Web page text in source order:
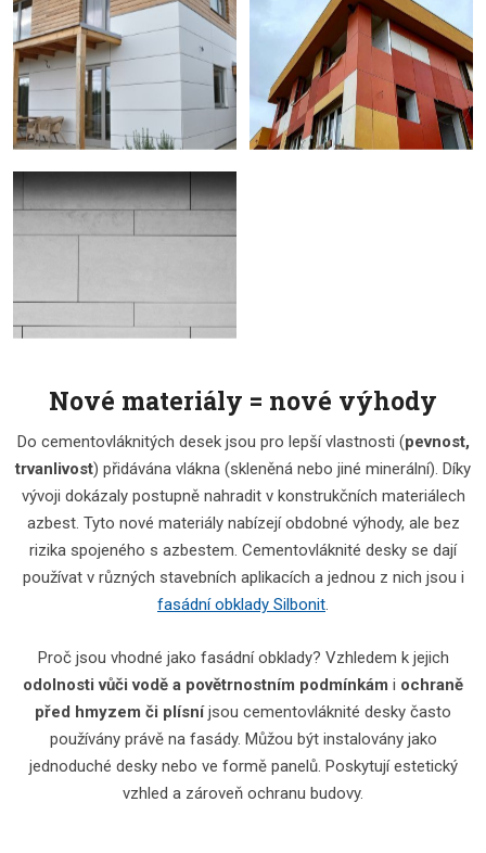
Nové materiály = nové výhody
Do cementovláknitých desek jsou pro lepší vlastnosti (pevnost,
trvanlivost) přidávána vlákna (skleněná nebo jiné minerální). Díky
vývoji dokázaly postupně nahradit v konstrukčních materiálech
azbest. Tyto nové materiály nabízejí obdobné výhody, ale bez
rizika spojeného s azbestem. Cementovláknité desky se dají
používat v různých stavebních aplikacích a jednou z nich jsou i
fasádní obklady Silbonit.
Proč jsou vhodné jako fasádní obklady? Vzhledem k jejich
odolnosti vůči vodě a povětrnostním podmínkám i ochraně
před hmyzem či plísníjsou cementovláknité desky často
používány právě na fasády. Můžou být instalovány jako
jednoduché desky nebo ve formě panelů. Poskytují estetický
vzhled a zároveň ochranu budovy.